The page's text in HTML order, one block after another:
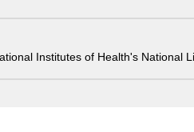
Institutes of Health's National